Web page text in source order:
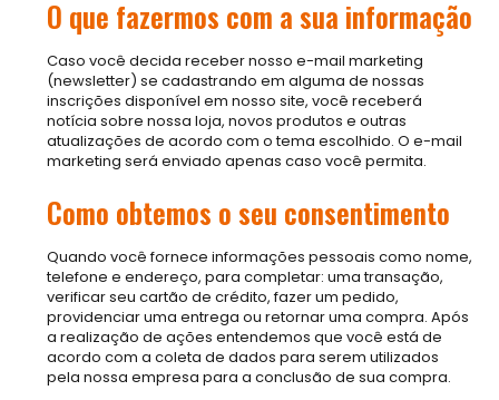
O que fazermos com a sua informação
Caso você decida receber nosso e-mail marketing
(newsletter) se cadastrando em alguma de nossas
inscrições disponível em nosso site, você receberá
notícia sobre nossa loja, novos produtos e outras
atualizações de acordo com o tema escolhido. O e-mail
marketing será enviado apenas caso você permita.
Como obtemos o seu consentimento
Quando você fornece informações pessoais como nome,
telefone e endereço, para completar: uma transação,
verificar seu cartão de crédito, fazer um pedido,
providenciar uma entrega ou retornar uma compra. Após
a realização de ações entendemos que você está de
acordo com a coleta de dados para serem utilizados
pela nossa empresa para a conclusão de sua compra.